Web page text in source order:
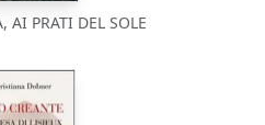
AI PRATI DEL SOLE